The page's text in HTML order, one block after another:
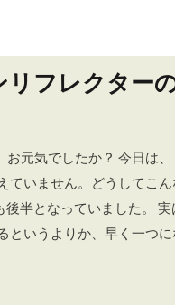
フレクター
元気でしたか？ 今日は
ていません。どうしてこ
半となっていました。
というよりか、早く一つ